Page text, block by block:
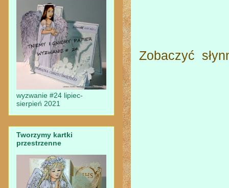
Zobaczyć
wyzwanie #24 lipiec-
sierpień 2021
Tworzymy kartki
przestrzenne